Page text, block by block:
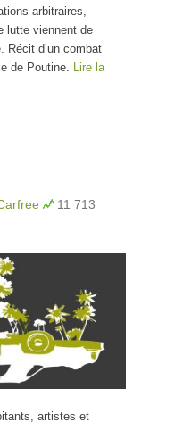
arbitraires,
lutte viennent de
Récit d’un combat
de Poutine.
Lire la
11 713
artistes et